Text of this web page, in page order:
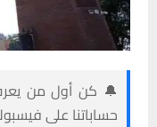
🔔 كن أول من يعرف
حساباتنا على